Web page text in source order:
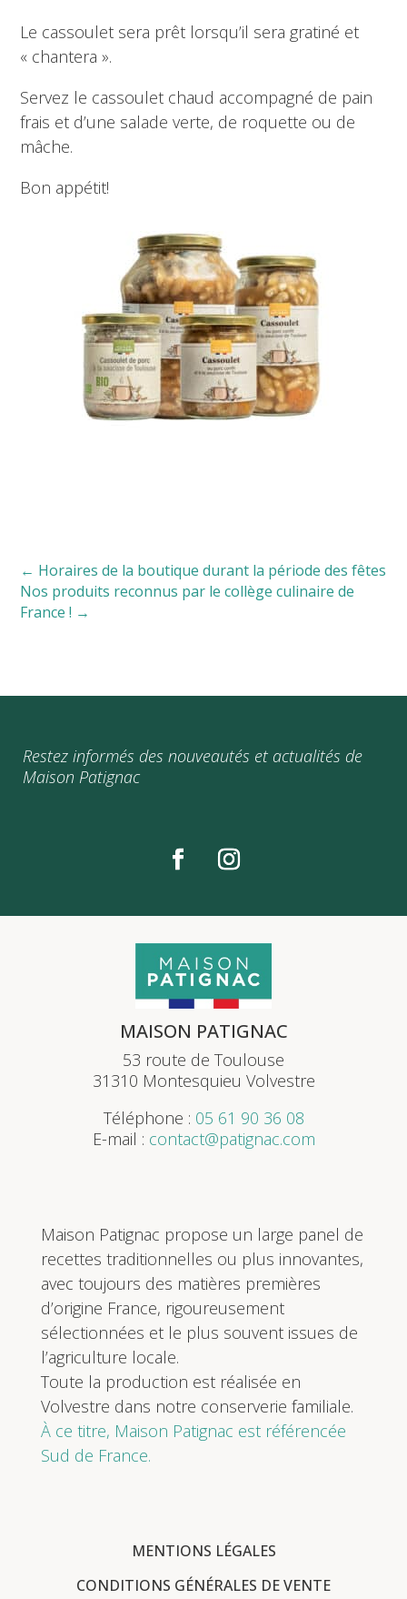
Le cassoulet sera prêt lorsqu’il sera gratiné et
« chantera ».
Servez le cassoulet chaud accompagné de pain
frais et d’une salade verte, de roquette ou de
mâche.
Bon appétit!
← Horaires de la boutique durant la période des fêtes
Nos produits reconnus par le collège culinaire de
France ! →
Restez informés des nouveautés et actualités de
Maison Patignac
MAISON PATIGNAC
53 route de Toulouse
31310 Montesquieu Volvestre
Téléphone : 05 61 90 36 08
E-mail : contact@patignac.com
Maison Patignac propose un large panel de
recettes traditionnelles ou plus innovantes,
avec toujours des matières premières
d’origine France, rigoureusement
sélectionnées et le plus souvent issues de
l’agriculture locale.
Toute la production est réalisée en
Volvestre dans notre conserverie familiale.
À ce titre, Maison Patignac est référencée
Sud de France.
MENTIONS LÉGALES
CONDITIONS GÉNÉRALES DE VENTE